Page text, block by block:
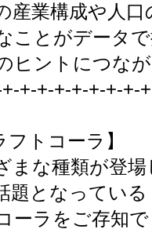
産業構成や人口
ことがデータ
ヒントにつな
+-+-+-+-+-+-+-
トコーラ】
まな種類が登場
題となっている
ーラをご存知